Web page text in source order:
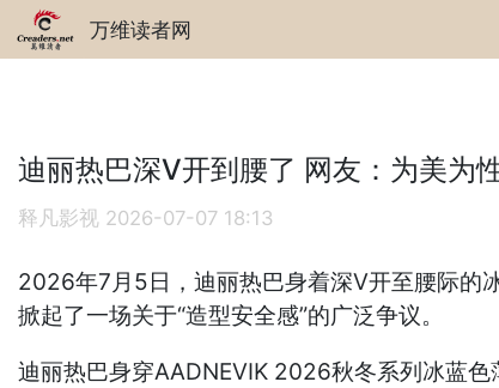
万维读者网
迪丽热巴深V开到腰了 网友：为美为
释凡影视 2026-07-07 18:13
2026年7月5日，迪丽热巴身着深V开至腰际的
掀起了一场关于“造型安全感”的广泛争议。
迪丽热巴身穿AADNEVIK 2026秋冬系列冰蓝